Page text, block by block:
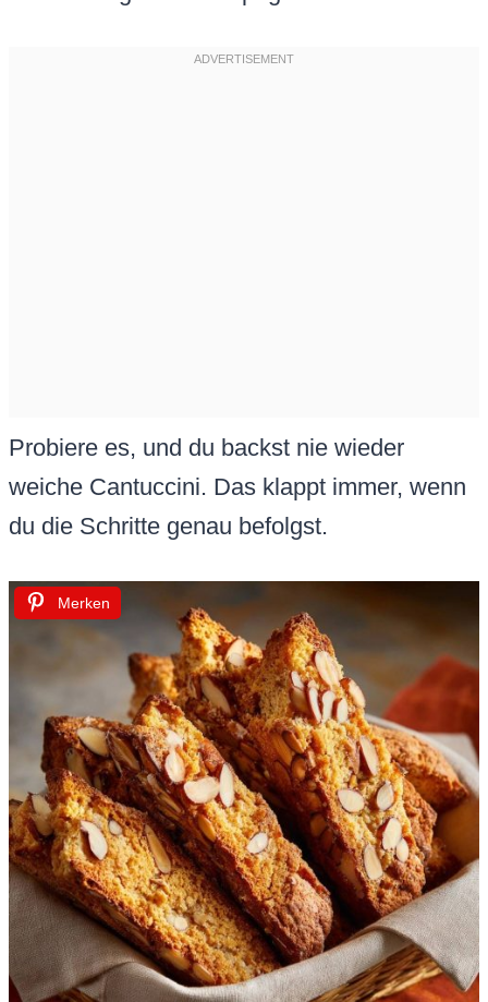
Probiere es, und du backst nie wieder
weiche Cantuccini. Das klappt immer, wenn
du die Schritte genau befolgst.
Merken